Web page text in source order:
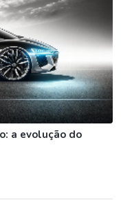
a evolução do